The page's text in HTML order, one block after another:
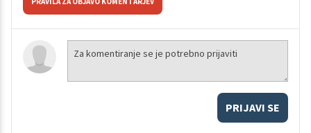
PRIJAVI SE